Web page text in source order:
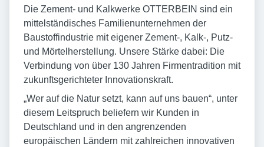
Die Zement- und Kalkwerke OTTERBEIN sind ein
mittelständisches Familienunternehmen der
Baustoffindustrie mit eigener Zement-, Kalk-, Putz-
und Mörtelherstellung. Unsere Stärke dabei: Die
Verbindung von über 130 Jahren Firmentradition mit
zukunftsgerichteter Innovationskraft.
„Wer auf die Natur setzt, kann auf uns bauen“, unter
diesem Leitspruch beliefern wir Kunden in
Deutschland und in den angrenzenden
europäischen Ländern mit zahlreichen innovativen